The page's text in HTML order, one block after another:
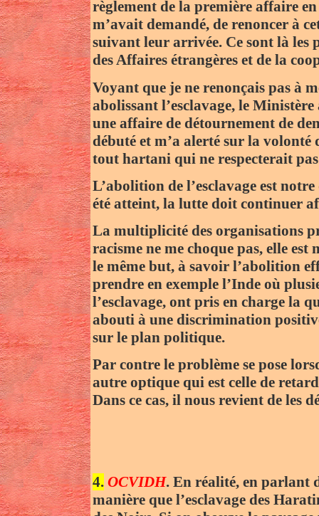
règlement de la première affaire
m’avait demandé, de renoncer à
suivant leur arrivée. Ce sont là les
des Affaires étrangères et de la
Voyant que je ne renonçais pas à
abolissant l’esclavage, le
une affaire de détournement de
débuté et m’a alerté sur la
tout hartani qui ne respecterait
L’abolition de l’esclavage est
été atteint, la lutte doit continuer
La multiplicité des organisations
racisme ne me choque pas, elle est
le même but, à savoir l’abolition
prendre en exemple l’Inde où
l’esclavage, ont pris en charge la
abouti à une discrimination
sur le plan politique.
Par contre le problème se pose
autre optique qui est celle de
Dans ce cas, il nous revient de les
4. OCVIDH. En réalité, en parlant
manière que l’esclavage des